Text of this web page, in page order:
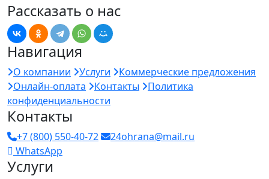
Рассказать о нас
Навигация
О компании Услуги
Коммерческие предложения
Онлайн-оплата
Контакты
Политика
конфиденциальности
Контакты
+7 (800) 550-40-72
24ohrana@mail.ru
WhatsApp
Услуги